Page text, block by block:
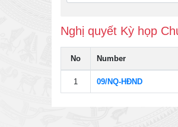
Nghị quyết Kỳ họp
No Number
1 09/NQ-HÐND